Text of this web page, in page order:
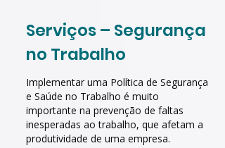
Serviços – Segurança
no Trabalho
​Implementar uma Política de Segurança
e Saúde no Trabalho é muito
importante na prevenção de faltas
inesperadas ao trabalho, que afetam a
produtividade de uma empresa.